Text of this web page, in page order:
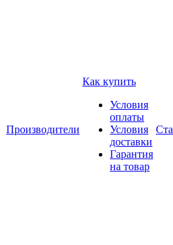
Производители
Как купить
Условия
оплаты
Условия
доставки
Гарантия
на товар